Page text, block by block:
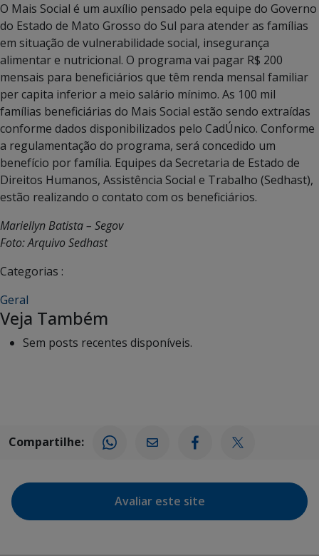
O Mais Social é um auxílio pensado pela equipe do Governo
do Estado de Mato Grosso do Sul para atender as famílias
em situação de vulnerabilidade social, insegurança
alimentar e nutricional. O programa vai pagar R$ 200
mensais para beneficiários que têm renda mensal familiar
per capita inferior a meio salário mínimo. As 100 mil
famílias beneficiárias do Mais Social estão sendo extraídas
conforme dados disponibilizados pelo CadÚnico. Conforme
a regulamentação do programa, será concedido um
benefício por família. Equipes da Secretaria de Estado de
Direitos Humanos, Assistência Social e Trabalho (Sedhast),
estão realizando o contato com os beneficiários.
Mariellyn Batista – Segov
Foto: Arquivo Sedhast
Categorias :
Geral
Veja Também
Sem posts recentes disponíveis.
Compartilhe:
Avaliar este site